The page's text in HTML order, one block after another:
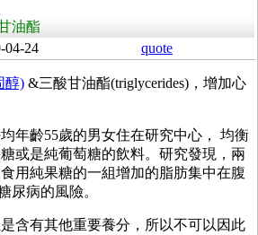
油酯
04-24 quote
醇) &三酸甘油酯(triglycerides)，增加心
年齡55歲的男女住在研究中心， 均衡
或是純葡萄糖的飲料。研究發現，兩
用純果糖的一組增加的脂肪集中在腹
尿病的風險。
含有其他重要養分，所以不可以因此